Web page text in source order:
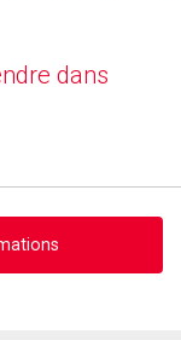
dans